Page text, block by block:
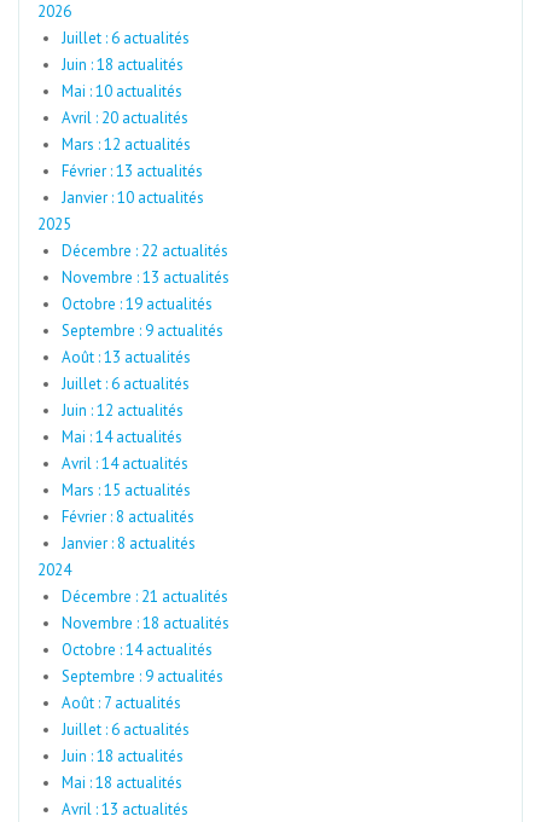
2026
Juillet : 6 actualités
Juin : 18 actualités
Mai : 10 actualités
Avril : 20 actualités
Mars : 12 actualités
Février : 13 actualités
Janvier : 10 actualités
2025
Décembre : 22 actualités
Novembre : 13 actualités
Octobre : 19 actualités
Septembre : 9 actualités
Août : 13 actualités
Juillet : 6 actualités
Juin : 12 actualités
Mai : 14 actualités
Avril : 14 actualités
Mars : 15 actualités
Février : 8 actualités
Janvier : 8 actualités
2024
Décembre : 21 actualités
Novembre : 18 actualités
Octobre : 14 actualités
Septembre : 9 actualités
Août : 7 actualités
Juillet : 6 actualités
Juin : 18 actualités
Mai : 18 actualités
Avril : 13 actualités